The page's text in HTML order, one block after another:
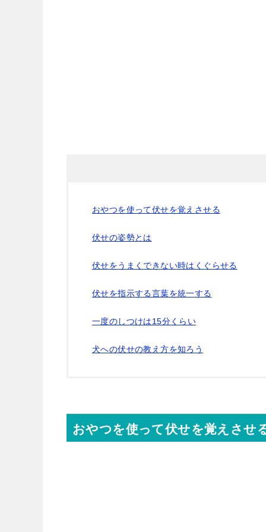
おやつを使って伏せを覚えさせる
伏せの姿勢とは
伏せをうまくできない時はくぐらせる
伏せを指示する言葉を統一する
一度のしつけは15分くらい
犬への伏せの教え方を知ろう
おやつを使って伏せを覚えさせ